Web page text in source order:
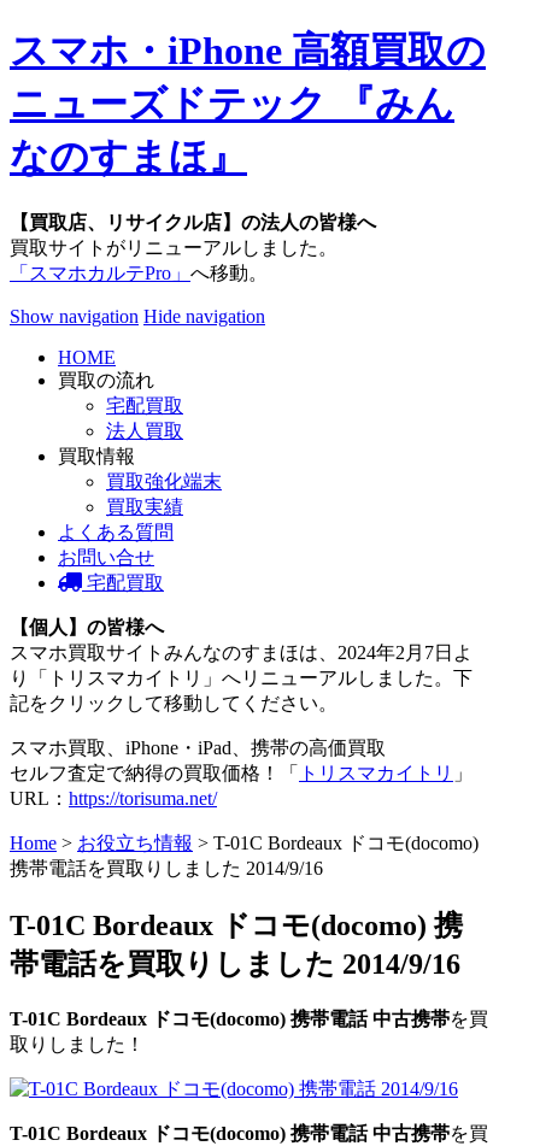
スマホ・iPhone 高額買取の
ニューズドテック 『みん
なのすまほ』
【買取店、リサイクル店】の法人の皆様へ
買取サイトがリニューアルしました。
「スマホカルテPro」 へ移動。
Show navigation Hide navigation
HOME
買取の流れ
宅配買取
法人買取
買取情報
買取強化端末
買取実績
よくある質問
お問い合せ
宅配買取
【個人】の皆様へ
スマホ買取サイトみんなのすまほは、2024年2月7日よ
り「トリスマカイトリ」へリニューアルしました。下
記をクリックして移動してください。
スマホ買取、iPhone・iPad、携帯の高価買取
セルフ査定で納得の買取価格！「
トリスマカイトリ 」
URL： https://torisuma.net/
Home > お役立ち情報 > T-01C Bordeaux ドコモ(docomo)
携帯電話を買取りしました 2014/9/16
T-01C Bordeaux ドコモ(docomo) 携
帯電話を買取りしました 2014/9/16
T-01C Bordeaux ドコモ(docomo) 携帯電話 中古携帯を買
取りしました！
T-01C Bordeaux ドコモ(docomo) 携帯電話 中古携帯を買